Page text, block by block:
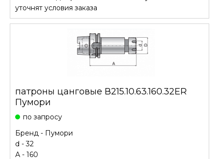
уточнят условия заказа
патроны цанговые В215.10.63.160.32ER
Пумори
по запросу
Бренд - Пумори
d - 32
А - 160